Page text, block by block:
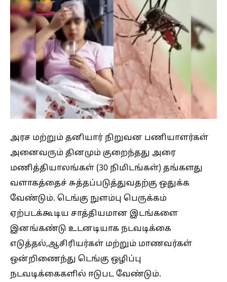
அரச மற்றும் தனியார் நிறுவன பணியாளர்கள்
அனைவரும் தினமும் குறைந்தது அரை
மணித்தியாலங்கள் (30 நிமிடங்கள்) தங்களது
வளாகத்தைச் சுத்தப்படுத்துவதற்கு ஒதுக்க
வேண்டும். டெங்கு நுளம்பு பெருக்கம்
ஏற்படக்கூடிய சாத்தியமான இடங்களை
இனங்கண்டு உடனடியாக நடவடிக்கை
எடுத்தல்,ஆசிரியர்கள் மற்றும் மாணவர்கள்
ஒன்றிணைந்து டெங்கு ஒழிப்பு
நடவடிக்கைகளில் ஈடுபட வேண்டும்.